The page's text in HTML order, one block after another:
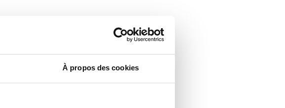
À propos des cookies